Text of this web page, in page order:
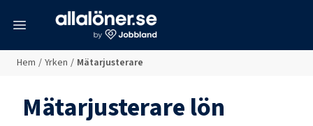
Hem / Yrken / Mätarjusterare
Mätarjusterarelön